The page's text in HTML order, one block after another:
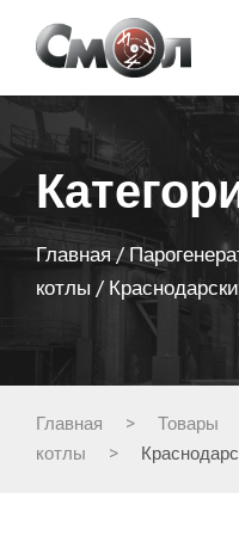
Главная/
котлы/
Главная > Товары
котлы
>